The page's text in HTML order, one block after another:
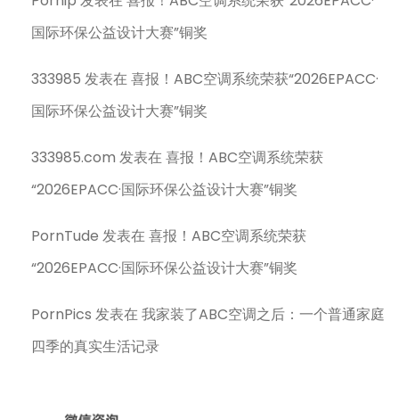
国际环保公益设计大赛”铜奖
333985 发表在喜报！ABC空调系统荣获“2026EPACC·
国际环保公益设计大赛”铜奖
333985.com 发表在喜报！ABC空调系统荣获
“2026EPACC·国际环保公益设计大赛”铜奖
PornTude 发表在喜报！ABC空调系统荣获
“2026EPACC·国际环保公益设计大赛”铜奖
PornPics 发表在我家装了ABC空调之后：一个普通家庭
四季的真实生活记录